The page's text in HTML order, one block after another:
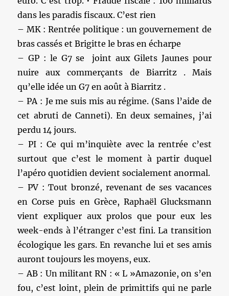
dans les paradis fiscaux. C’est rien
– MK : Rentrée politique : un gouvernement de
bras cassés et Brigitte le bras en écharpe
– GP : le G7 se joint aux Gilets Jaunes pour
nuire aux commerçants de Biarritz . Mais
qu’elle idée un G7 en août à Biarritz .
– PA : Je me suis mis au régime. (Sans l’aide de
cet abruti de Canneti). En deux semaines, j’ai
perdu 14 jours.
– PI : Ce qui m’inquiète avec la rentrée c’est
surtout que c’est le moment à partir duquel
l’apéro quotidien devient socialement anormal.
– PV : Tout bronzé, revenant de ses vacances
en Corse puis en Grèce, Raphaël Glucksmann
vient expliquer aux prolos que pour eux les
week-ends à l’étranger c’est fini. La transition
écologique les gars. En revanche lui et ses amis
auront toujours les moyens, eux.
– AB : Un militant RN : « L »Amazonie, on s’en
fou, c’est loint, plein de primittifs qui ne parle